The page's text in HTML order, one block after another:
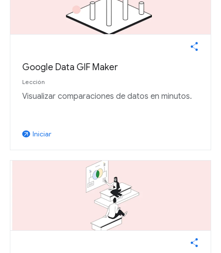
Google Data GIF Maker
Lección
Visualizar comparaciones de datos en minutos.
arrow_outward Iniciar